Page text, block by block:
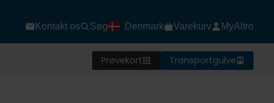
Kontakt os Søg Denmark Varekurv MyAltro
Prøvekort Transportgulve